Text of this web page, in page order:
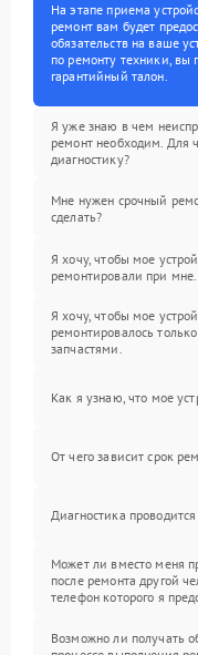
На этапе приема
ремонт вам будет
обязательств на ваше
по ремонту техники, вы
гарантийный талон.
Я уже знаю в чем
ремонт необходим. Для
диагностику?
Мне нужен срочный
сделать?
Я хочу, чтобы мое
ремонтировали при мне.
Я хочу, чтобы мое
ремонтировалось
запчастями.
Как я узнаю, что мое
От чего зависит срок
Диагностика
Может ли вместо меня
после ремонта другой
телефон которого я
Возможно ли получать